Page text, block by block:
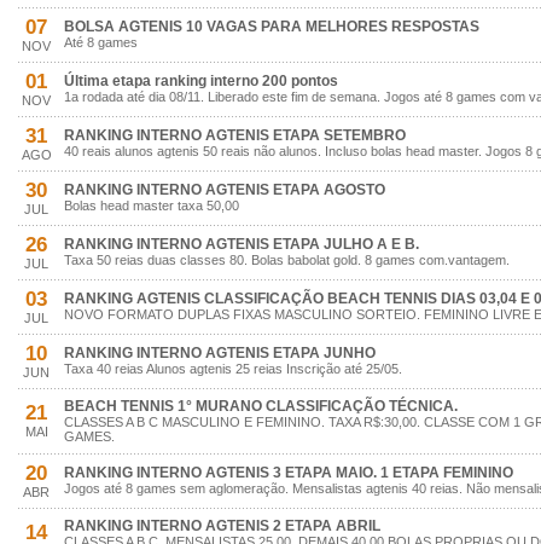
07
NOV
BOLSA AGTENIS 10 VAGAS PARA MELHORES RESPOSTAS
Até 8 games
01
NOV
Última etapa ranking interno 200 pontos
1a rodada até dia 08/11. Liberado este fim de semana. Jogos até 8 games com
31
AGO
RANKING INTERNO AGTENIS ETAPA SETEMBRO
40 reais alunos agtenis 50 reais não alunos. Incluso bolas head master. Jogos 8
30
JUL
RANKING INTERNO AGTENIS ETAPA AGOSTO
Bolas head master taxa 50,00
26
JUL
RANKING INTERNO AGTENIS ETAPA JULHO A E B.
Taxa 50 reias duas classes 80. Bolas babolat gold. 8 games com.vantagem.
03
JUL
RANKING AGTENIS CLASSIFICAÇÃO BEACH TENNIS DIAS 03,04 E
NOVO FORMATO DUPLAS FIXAS MASCULINO SORTEIO. FEMININO LIVRE
10
JUN
RANKING INTERNO AGTENIS ETAPA JUNHO
Taxa 40 reias Alunos agtenis 25 reias Inscrição até 25/05.
21
MAI
BEACH TENNIS 1° MURANO CLASSIFICAÇÃO TÉCNICA.
CLASSES A B C MASCULINO E FEMININO. TAXA R$:30,00. CLASSE COM 1
GAMES.
20
ABR
RANKING INTERNO AGTENIS 3 ETAPA MAIO. 1 ETAPA FEMININO
Jogos até 8 games sem aglomeração. Mensalistas agtenis 40 reias. Não
14 RANKING INTERNO AGTENIS 2 ETAPA ABRIL